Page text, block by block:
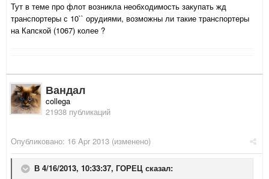
Тут в теме про флот возникла необходимость закупать жд
транспортеры с 10`` орудиями, возможны ли такие транспортеры
на Капской (1067) колее ?
Вандал
collega
21938 публикаций
Опубликовано: 16 Apr 2013 (изменено)
В 4/16/2013, 10:33:37, ГОРЕЦ сказал: